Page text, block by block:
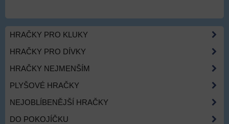
HRAČKY PRO KLUKY
HRAČKY PRO DÍVKY
HRAČKY NEJMENŠÍM
PLYŠOVÉ HRAČKY
NEJOBLÍBENĚJŠÍ HRAČKY
DO POKOJÍČKU